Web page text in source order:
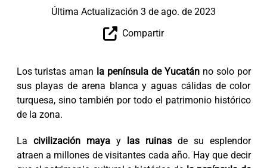
Última Actualización 3 de ago. de 2023
Compartir
Los turistas aman la península de Yucatánno solo por
sus playas de arena blanca y aguas cálidas de color
turquesa, sino también por todo el patrimonio histórico
de la zona.
La civilización mayay las ruinasde su esplendor
atraen a millones de visitantes cada año. Hay que decir